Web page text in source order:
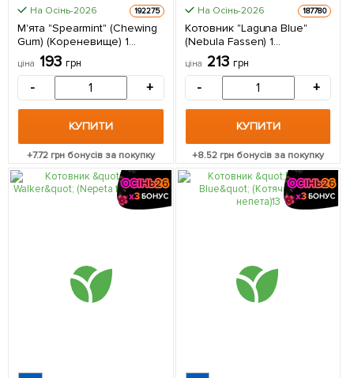
На Осінь-2026 192275
М'ята "Spearmint" (Chewing
Gum) (Кореневище) 1
саджанець в упаковці
ціна 193 грн
- +
КУПИТИ
+7.72 грн бонусів за покупку
На Осінь-2026 187780
Котовник "Laguna Blue"
(Nebula Fassen) 1
саджанець в упаковці
ціна 213 грн
- +
КУПИТИ
+8.52 грн бонусів за покупку